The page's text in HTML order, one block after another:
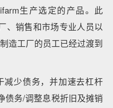
生产选定的产品。此
、销售和市场专业人员以
造工厂的员工已经过渡到
减少债务，并加速去杠杆
债务/调整息税折旧及摊销